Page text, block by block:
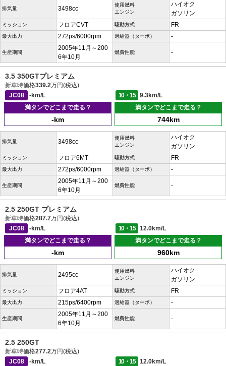
排気量 3498cc
使用燃料
エンジン
ハイオク
ガソリン
ミッション フロアCVT 駆動方式 FR
最大出力 272ps/6000rpm 過給器（ターボ） -
生産期間
2005年11月～200
6年10月
燃費性能 -
3.5 350GTプレミアム
新車時価格339.2万円(税込)
JC08
-km/L 10・15
9.3km/L
満タンでどこまで走る？
-km
満タンでどこまで走る？
744km
排気量 3498cc
使用燃料
エンジン
ハイオク
ガソリン
ミッション フロア6MT 駆動方式 FR
最大出力 272ps/6000rpm 過給器（ターボ） -
生産期間
2005年11月～200
6年10月
燃費性能 -
2.5 250GT プレミアム
新車時価格287.7万円(税込)
JC08
-km/L 10・15
12.0km/L
満タンでどこまで走る？
-km
満タンでどこまで走る？
960km
排気量 2495cc
使用燃料
エンジン
ハイオク
ガソリン
ミッション フロア4AT 駆動方式 FR
最大出力 215ps/6400rpm 過給器（ターボ） -
生産期間
2005年11月～200
6年10月
燃費性能 -
2.5 250GT
新車時価格277.2万円(税込)
JC08
-km/L 10・15
12.0km/L